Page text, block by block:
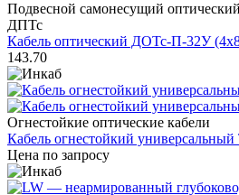
Подвесной самонесущий
ДПТс
Кабель оптический ДОТс-П-32У
143.70
Огнестойкие оптические кабели
Кабель огнестойкий
Цена по запросу